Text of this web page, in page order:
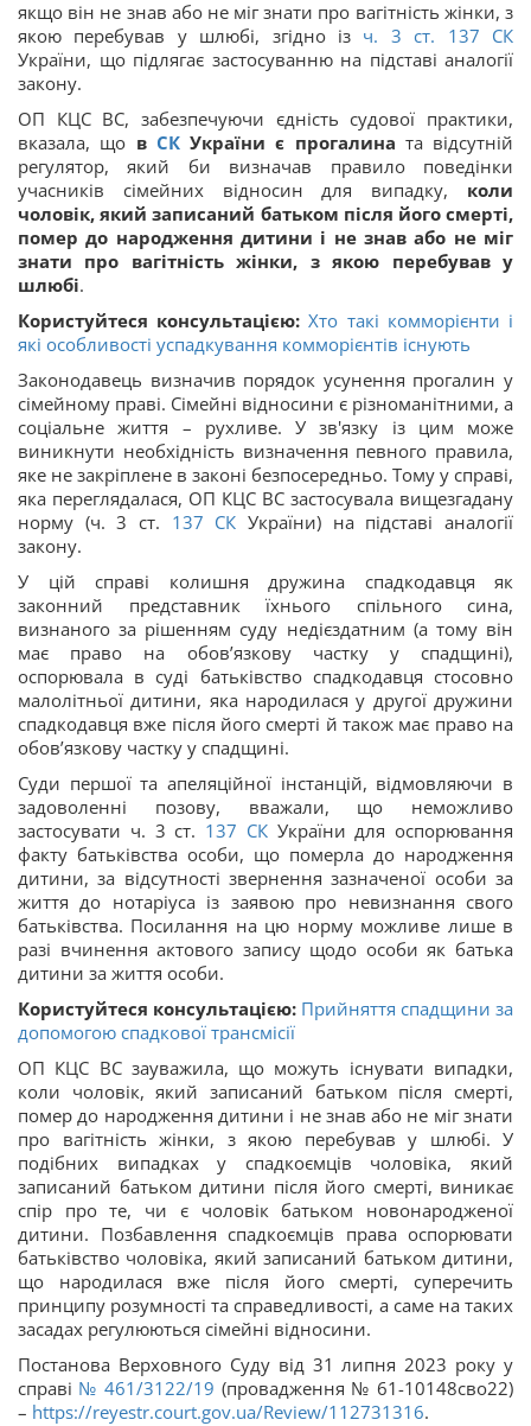
якщо він не знав або не міг знати про вагітність жінки, з
якою перебував у шлюбі, згідно із ч. 3 ст. 137 СК
України, що підлягає застосуванню на підставі аналогії
закону.
ОП КЦС ВС, забезпечуючи єдність судової практики,
вказала, що в СКУкраїни є прогалина та відсутній
регулятор, який би визначав правило поведінки
учасників сімейних відносин для випадку, коли
чоловік, який записаний батьком після його смерті,
помер до народження дитини і не знав або не міг
знати про вагітність жінки, з якою перебував у
шлюбі.
Користуйтеся консультацією: Хто такі комморієнти і
які особливості успадкування комморієнтів існують
Законодавець визначив порядок усунення прогалин у
сімейному праві. Сімейні відносини є різноманітними, а
соціальне життя – рухливе. У зв'язку із цим може
виникнути необхідність визначення певного правила,
яке не закріплене в законі безпосередньо. Тому у справі,
яка переглядалася, ОП КЦС ВС застосувала вищезгадану
норму (ч. 3 ст. 137 СК України) на підставі аналогії
закону.
У цій справі колишня дружина спадкодавця як
законний представник їхнього спільного сина,
визнаного за рішенням суду недієздатним (а тому він
має право на обов’язкову частку у спадщині),
оспорювала в суді батьківство спадкодавця стосовно
малолітньої дитини, яка народилася у другої дружини
спадкодавця вже після його смерті й також має право на
обов’язкову частку у спадщині.
Суди першої та апеляційної інстанцій, відмовляючи в
задоволенні позову, вважали, що неможливо
застосувати ч. 3 ст. 137 СКУкраїни для оспорювання
факту батьківства особи, що померла до народження
дитини, за відсутності звернення зазначеної особи за
життя до нотаріуса із заявою про невизнання свого
батьківства. Посилання на цю норму можливе лише в
разі вчинення актового запису щодо особи як батька
дитини за життя особи.
Користуйтеся консультацією: Прийняття спадщини за
допомогою спадкової трансмісії
ОП КЦС ВС зауважила, що можуть існувати випадки,
коли чоловік, який записаний батьком після смерті,
помер до народження дитини і не знав або не міг знати
про вагітність жінки, з якою перебував у шлюбі. У
подібних випадках у спадкоємців чоловіка, який
записаний батьком дитини після його смерті, виникає
спір про те, чи є чоловік батьком новонародженої
дитини. Позбавлення спадкоємців права оспорювати
батьківство чоловіка, який записаний батьком дитини,
що народилася вже після його смерті, суперечить
принципу розумності та справедливості, а саме на таких
засадах регулюються сімейні відносини.
Постанова Верховного Суду від 31 липня 2023 року у
справі № 461/3122/19 (провадження № 61-10148сво22)
– https://reyestr.court.gov.ua/Review/112731316.